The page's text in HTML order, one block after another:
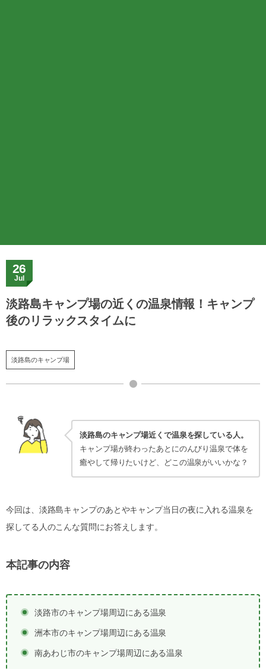
26
Jul
淡路島キャンプ場の近くの温泉情報！キャンプ
後のリラックスタイムに
淡路島のキャンプ場
淡路島のキャンプ場近くで温泉を探している人。
キャンプ場が終わったあとにのんびり温泉で体を
癒やして帰りたいけど、どこの温泉がいいかな？
今回は、淡路島キャンプのあとやキャンプ当日の夜に入れる温泉を
探してる人のこんな質問にお答えします。
本記事の内容
淡路市のキャンプ場周辺にある温泉
洲本市のキャンプ場周辺にある温泉
南あわじ市のキャンプ場周辺にある温泉